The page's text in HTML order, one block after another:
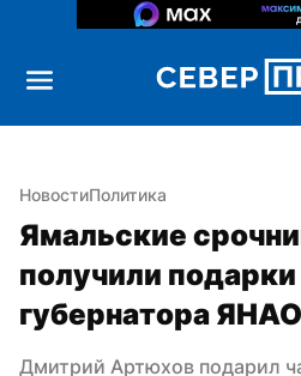
НовостиПолитика
Ямальские
получили подарки
губернатора ЯНАО
Дмитрий Артюхов подарил